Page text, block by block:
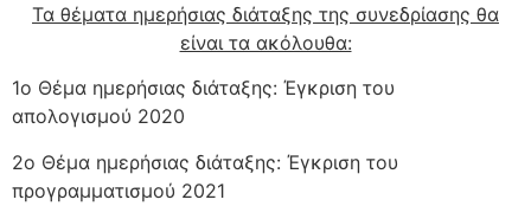
Τα θέματα ημερήσιας διάταξης της συνεδρίασης θα
είναι τα ακόλουθα:
1ο Θέμα ημερήσιας διάταξης: Έγκριση του
απολογισμού 2020
2ο Θέμα ημερήσιας διάταξης: Έγκριση του
προγραμματισμού 2021